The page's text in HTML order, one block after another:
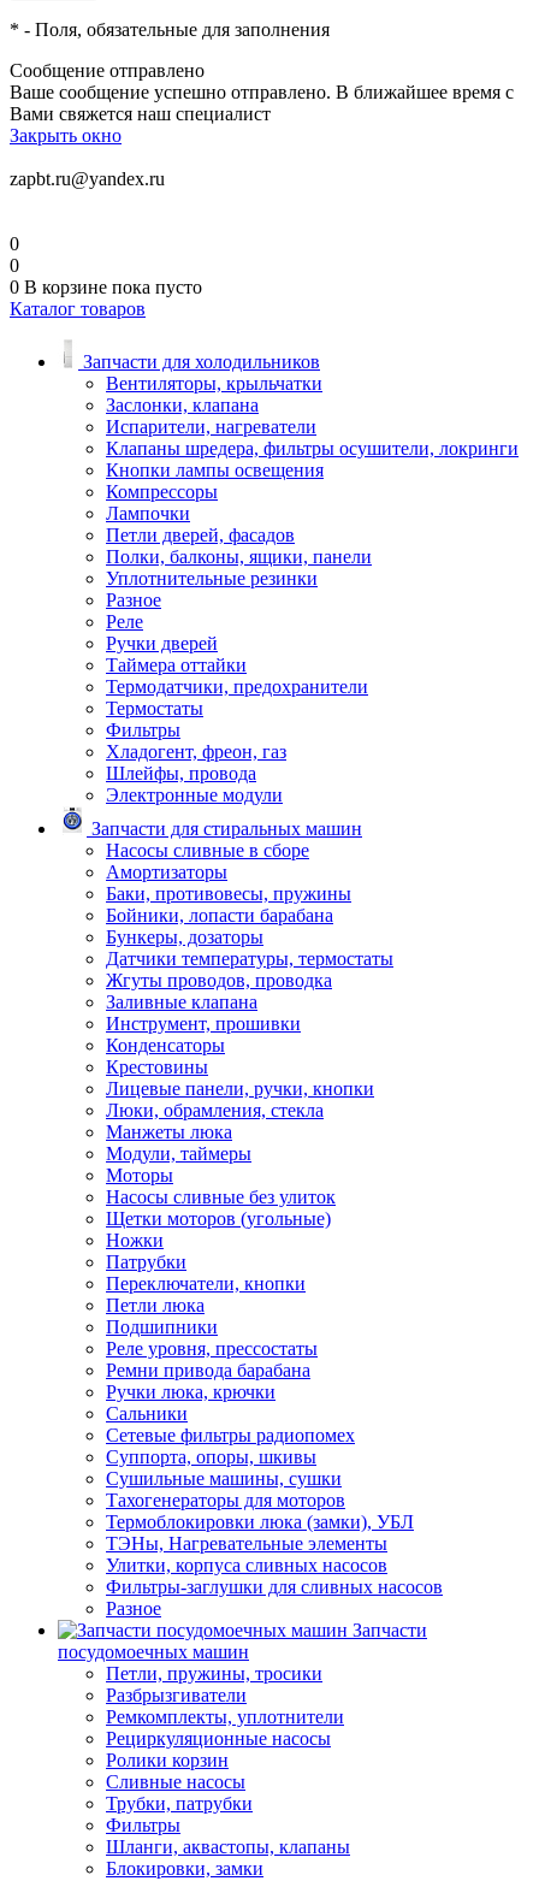
* - Поля, обязательные для заполнения
Сообщение отправлено
Ваше сообщение успешно отправлено. В ближайшее время с
Вами свяжется наш специалист
Закрыть окно
zapbt.ru@yandex.ru
0
0
0 В корзине пока пусто
Каталог товаров
Запчасти для холодильников
Вентиляторы, крыльчатки
Заслонки, клапана
Испарители, нагреватели
Клапаны шредера, фильтры осушители, локринги
Кнопки лампы освещения
Компрессоры
Лампочки
Петли дверей, фасадов
Полки, балконы, ящики, панели
Уплотнительные резинки
Разное
Реле
Ручки дверей
Таймера оттайки
Термодатчики, предохранители
Термостаты
Фильтры
Хладогент, фреон, газ
Шлейфы, провода
Электронные модули
Запчасти для стиральных машин
Насосы сливные в сборе
Амортизаторы
Баки, противовесы, пружины
Бойники, лопасти барабана
Бункеры, дозаторы
Датчики температуры, термостаты
Жгуты проводов, проводка
Заливные клапана
Инструмент, прошивки
Конденсаторы
Крестовины
Лицевые панели, ручки, кнопки
Люки, обрамления, стекла
Манжеты люка
Модули, таймеры
Моторы
Насосы сливные без улиток
Щетки моторов (угольные)
Ножки
Патрубки
Переключатели, кнопки
Петли люка
Подшипники
Реле уровня, прессостаты
Ремни привода барабана
Ручки люка, крючки
Сальники
Сетевые фильтры радиопомех
Суппорта, опоры, шкивы
Сушильные машины, сушки
Тахогенераторы для моторов
Термоблокировки люка (замки), УБЛ
ТЭНы, Нагревательные элементы
Улитки, корпуса сливных насосов
Фильтры-заглушки для сливных насосов
Разное
Запчасти
посудомоечных машин
Петли, пружины, тросики
Разбрызгиватели
Ремкомплекты, уплотнители
Рециркуляционные насосы
Ролики корзин
Сливные насосы
Трубки, патрубки
Фильтры
Шланги, аквастопы, клапаны
Блокировки, замки